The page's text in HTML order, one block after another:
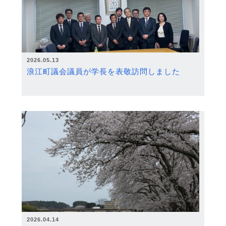
2026.05.13
浪江町議会議員が学長を表敬訪問しました
2026.04.14